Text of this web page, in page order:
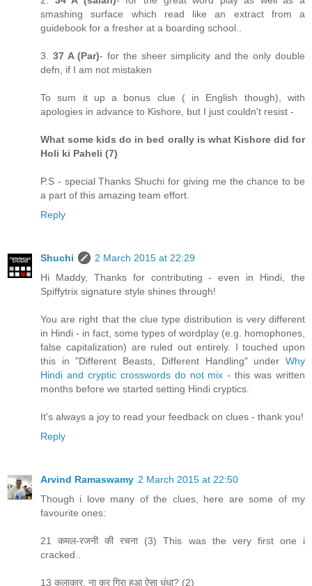
smashing surface which read like an extract from a
guidebook for a fresher at a boarding school..
3. 37 A (Par)- for the sheer simplicity and the only double
defn, if I am not mistaken
To sum it up a bonus clue ( in English though), with
apologies in advance to Kishore, but I just couldn't resist -
What some kids do in bed orally is what Kishore did for
Holi ki Paheli (7)
P.S - special Thanks Shuchi for giving me the chance to be
a part of this amazing team effort.
Reply
Shuchi
2 March 2015 at 22:29
Hi Maddy, Thanks for contributing - even in Hindi, the
Spiffytrix signature style shines through!
You are right that the clue type distribution is very different
in Hindi - in fact, some types of wordplay (e.g. homophones,
false capitalization) are ruled out entirely. I touched upon
this in "Different Beasts, Different Handling" under Why
Hindi and cryptic crosswords do not mix - this was written
months before we started setting Hindi cryptics.
It's always a joy to read your feedback on clues - thank you!
Reply
Arvind Ramaswamy 2 March 2015 at 22:50
Though i love many of the clues, here are some of my
favourite ones:
21 कमल-रजनी की रचना (3) This was the very first one i
cracked..
13 कलाकार, ना कर गिरा हुआ ऐसा धंधा? (2)